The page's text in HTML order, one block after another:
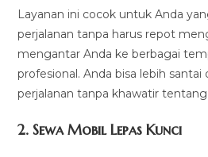
Layanan ini cocok untuk Anda
perjalanan tanpa harus repot
mengantar Anda ke berbagai
profesional. Anda bisa lebih
perjalanan tanpa khawatir tentang
2.Sewa Mobil Lepas Kunci